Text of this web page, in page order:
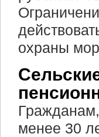
охраны
менее 30